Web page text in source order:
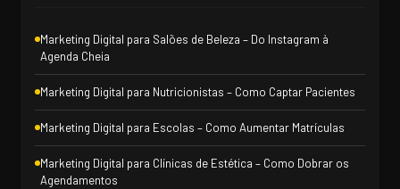
Marketing Digital para Salões de Beleza – Do Instagram à
Agenda Cheia
Marketing Digital para Nutricionistas – Como Captar Pacientes
Marketing Digital para Escolas – Como Aumentar Matrículas
Marketing Digital para Clínicas de Estética – Como Dobrar os
Agendamentos